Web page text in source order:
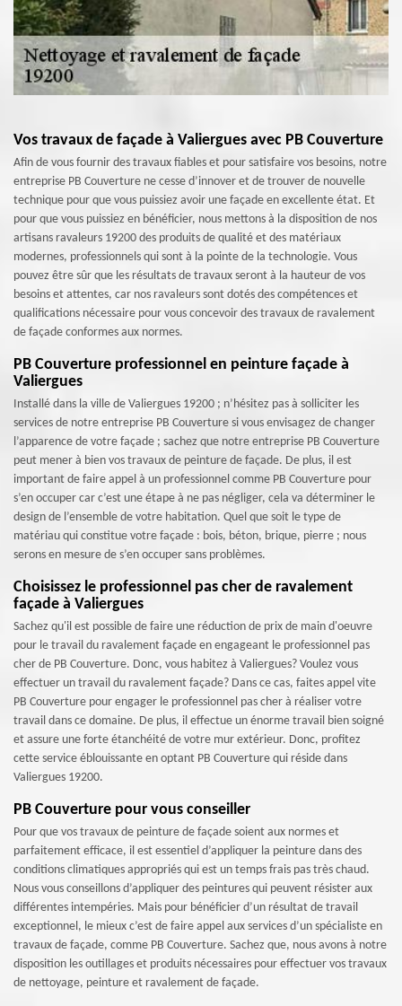
Vos travaux de façade à Valiergues avec PB Couverture
Afin de vous fournir des travaux fiables et pour satisfaire vos besoins, notre
entreprise PB Couverture ne cesse d’innover et de trouver de nouvelle
technique pour que vous puissiez avoir une façade en excellente état. Et
pour que vous puissiez en bénéficier, nous mettons à la disposition de nos
artisans ravaleurs 19200 des produits de qualité et des matériaux
modernes, professionnels qui sont à la pointe de la technologie. Vous
pouvez être sûr que les résultats de travaux seront à la hauteur de vos
besoins et attentes, car nos ravaleurs sont dotés des compétences et
qualifications nécessaire pour vous concevoir des travaux de ravalement
de façade conformes aux normes.
PB Couverture professionnel en peinture façade à
Valiergues
Installé dans la ville de Valiergues 19200 ; n’hésitez pas à solliciter les
services de notre entreprise PB Couverture si vous envisagez de changer
l’apparence de votre façade ; sachez que notre entreprise PB Couverture
peut mener à bien vos travaux de peinture de façade. De plus, il est
important de faire appel à un professionnel comme PB Couverture pour
s’en occuper car c’est une étape à ne pas négliger, cela va déterminer le
design de l’ensemble de votre habitation. Quel que soit le type de
matériau qui constitue votre façade : bois, béton, brique, pierre ; nous
serons en mesure de s’en occuper sans problèmes.
Choisissez le professionnel pas cher de ravalement
façade à Valiergues
Sachez qu'il est possible de faire une réduction de prix de main d'oeuvre
pour le travail du ravalement façade en engageant le professionnel pas
cher de PB Couverture. Donc, vous habitez à Valiergues? Voulez vous
effectuer un travail du ravalement façade? Dans ce cas, faites appel vite
PB Couverture pour engager le professionnel pas cher à réaliser votre
travail dans ce domaine. De plus, il effectue un énorme travail bien soigné
et assure une forte étanchéité de votre mur extérieur. Donc, profitez
cette service éblouissante en optant PB Couverture qui réside dans
Valiergues 19200.
PB Couverture pour vous conseiller
Pour que vos travaux de peinture de façade soient aux normes et
parfaitement efficace, il est essentiel d’appliquer la peinture dans des
conditions climatiques appropriés qui est un temps frais pas très chaud.
Nous vous conseillons d’appliquer des peintures qui peuvent résister aux
différentes intempéries. Mais pour bénéficier d’un résultat de travail
exceptionnel, le mieux c’est de faire appel aux services d’un spécialiste en
travaux de façade, comme PB Couverture. Sachez que, nous avons à notre
disposition les outillages et produits nécessaires pour effectuer vos travaux
de nettoyage, peinture et ravalement de façade.